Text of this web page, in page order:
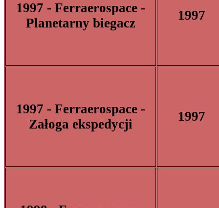
1997 - Ferraerospace -
Planetarny biegacz
1997
1997 - Ferraerospace -
Załoga ekspedycji
1997